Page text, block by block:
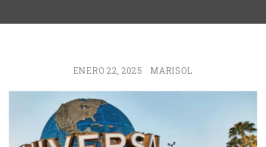
ENERO 22, 2025 MARISOL